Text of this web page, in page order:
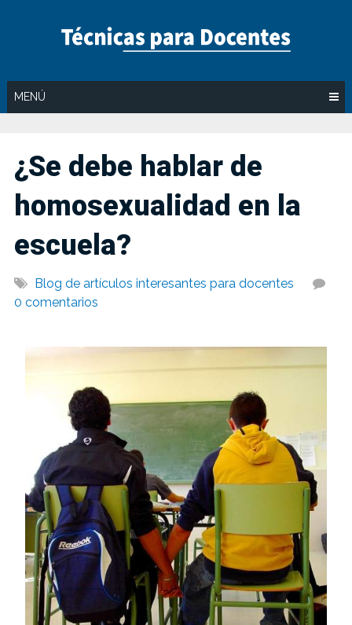
MENÚ
¿Se debe hablar de
homosexualidad en la
escuela?
Blog de artículos interesantes para docentes
0 comentarios